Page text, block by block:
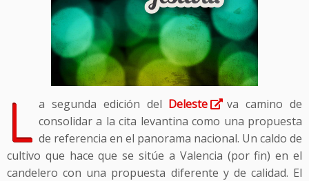
L a segunda edición del Deleste
va camino de
consolidar a la cita levantina como una propuesta
de referencia en el panorama nacional. Un caldo de
cultivo que hace que se sitúe a Valencia (por fin) en el
candelero con una propuesta diferente y de calidad. El